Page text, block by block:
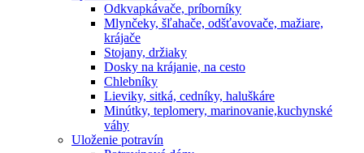
Odkvapkávače, príborníky
Mlynčeky, šľahače, odšťavovače, mažiare,
krájače
Stojany, držiaky
Dosky na krájanie, na cesto
Chlebníky
Lieviky, sitká, cedníky, haluškáre
Minútky, teplomery, marinovanie,kuchynské
váhy
Uloženie potravín